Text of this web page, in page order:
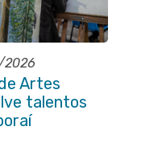
2026
Artes
talentos